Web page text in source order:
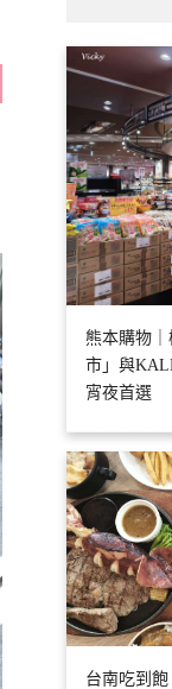
熊本購物｜
市」與
宵夜首選
台南吃到